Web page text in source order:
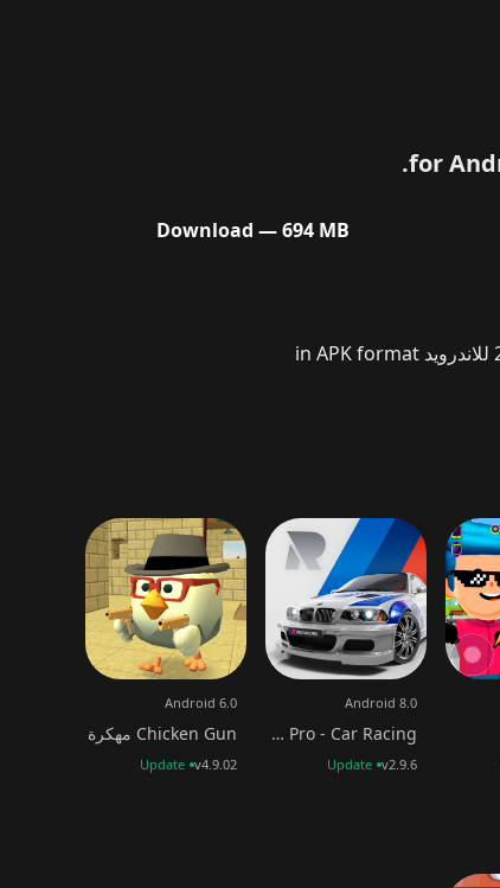
Download — 694 MB
On our website, you can download the latest version of تحميل CarX Highway Racing مهكرة (أموال لا نهائية) 2026 للاندرويد in APK format
Race Max Pro - Car Racing
Android 8.0
v2.9.6
Update
Chicken Gun مهكرة
Android 6.0
v4.9.02
Update